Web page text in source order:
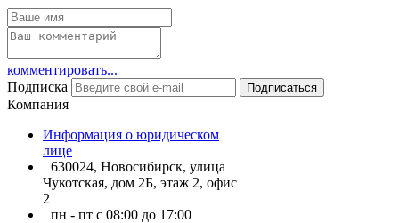
комментировать...
Подписка
Подписаться
Компания
Информация о юридическом
лице
630024, Новосибирск, улица
Чукотская, дом 2Б, этаж 2, офис
2
пн - пт с 08:00 до 17:00